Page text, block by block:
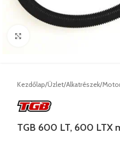
Kezdőlap/Üzlet/Alkatrészek/
TGB 600 LT, 600 LTX